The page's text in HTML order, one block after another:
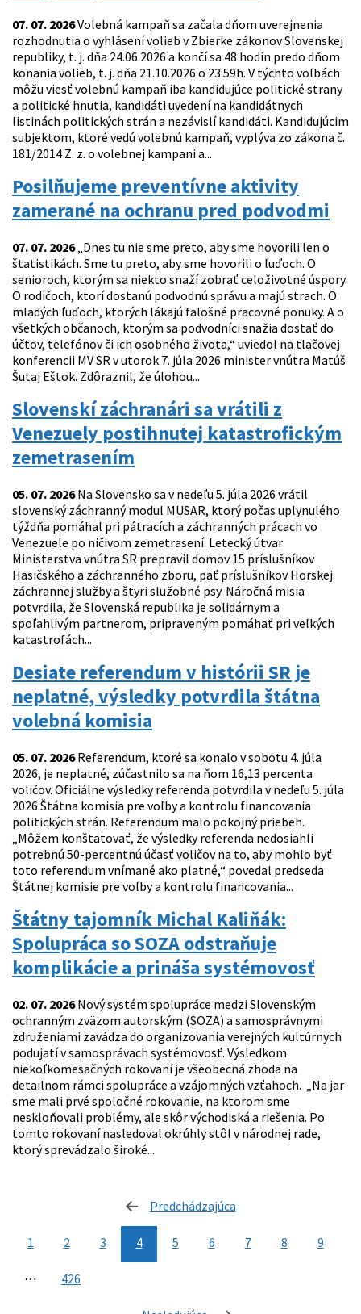
07. 07. 2026Volebná kampaň sa začala dňom uverejnenia
rozhodnutia o vyhlásení volieb v Zbierke zákonov Slovenskej
republiky, t. j. dňa 24.06.2026 a končí sa 48 hodín predo dňom
konania volieb, t. j. dňa 21.10.2026 o 23:59h. V týchto voľbách
môžu viesť volebnú kampaň iba kandidujúce politické strany
a politické hnutia, kandidáti uvedení na kandidátnych
listinách politických strán a nezávislí kandidáti. Kandidujúcim
subjektom, ktoré vedú volebnú kampaň, vyplýva zo zákona č.
181/2014 Z. z. o volebnej kampani a...
Posilňujeme preventívne aktivity
zamerané na ochranu pred podvodmi
07. 07. 2026„Dnes tu nie sme preto, aby sme hovorili len o
štatistikách. Sme tu preto, aby sme hovorili o ľuďoch. O
senioroch, ktorým sa niekto snaží zobrať celoživotné úspory.
O rodičoch, ktorí dostanú podvodnú správu a majú strach. O
mladých ľuďoch, ktorých lákajú falošné pracovné ponuky. A o
všetkých občanoch, ktorým sa podvodníci snažia dostať do
účtov, telefónov či ich osobného života,“ uviedol na tlačovej
konferencii MV SR v utorok 7. júla 2026 minister vnútra Matúš
Šutaj Eštok. Zdôraznil, že úlohou...
Slovenskí záchranári sa vrátili z
Venezuely postihnutej katastrofickým
zemetrasením
05. 07. 2026Na Slovensko sa v nedeľu 5. júla 2026 vrátil
slovenský záchranný modul MUSAR, ktorý počas uplynulého
týždňa pomáhal pri pátracích a záchranných prácach vo
Venezuele po ničivom zemetrasení. Letecký útvar
Ministerstva vnútra SR prepravil domov 15 príslušníkov
Hasičského a záchranného zboru, päť príslušníkov Horskej
záchrannej služby a štyri služobné psy. Náročná misia
potvrdila, že Slovenská republika je solidárnym a
spoľahlivým partnerom, pripraveným pomáhať pri veľkých
katastrofách...
Desiate referendum v histórii SR je
neplatné, výsledky potvrdila štátna
volebná komisia
05. 07. 2026Referendum, ktoré sa konalo v sobotu 4. júla
2026, je neplatné, zúčastnilo sa na ňom 16,13 percenta
voličov. Oficiálne výsledky referenda potvrdila v nedeľu 5. júla
2026 Štátna komisia pre voľby a kontrolu financovania
politických strán. Referendum malo pokojný priebeh.
„Môžem konštatovať, že výsledky referenda nedosiahli
potrebnú 50-percentnú účasť voličov na to, aby mohlo byť
toto referendum vnímané ako platné,“ povedal predseda
Štátnej komisie pre voľby a kontrolu financovania...
Štátny tajomník Michal Kaliňák:
Spolupráca so SOZA odstraňuje
komplikácie a prináša systémovosť
02. 07. 2026Nový systém spolupráce medzi Slovenským
ochranným zväzom autorským (SOZA) a samosprávnymi
združeniami zavádza do organizovania verejných kultúrnych
podujatí v samosprávach systémovosť. Výsledkom
niekoľkomesačných rokovaní je všeobecná zhoda na
detailnom rámci spolupráce a vzájomných vzťahoch. „Na jar
sme mali prvé spoločné rokovanie, na ktorom sme
neskloňovali problémy, ale skôr východiská a riešenia. Po
tomto rokovaní nasledoval okrúhly stôl v národnej rade,
ktorý sprevádzalo široké...
Predchádzajúca
1 2 3 4 5 6 7 8 9
⋯ 426